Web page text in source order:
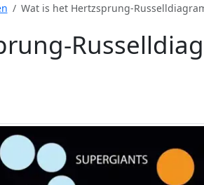
Wat is het Hertzsprung-